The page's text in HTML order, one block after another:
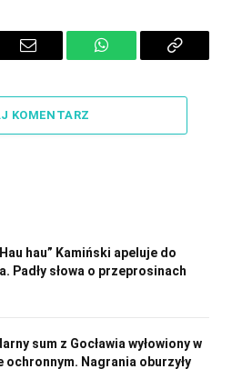
Email WhatsAppCopy
KOMENTARZ
hau” Kamiński apeluje do
Padły słowa o przeprosinach
sum z Gocławia wyłowiony w
ochronnym. Nagrania oburzyły